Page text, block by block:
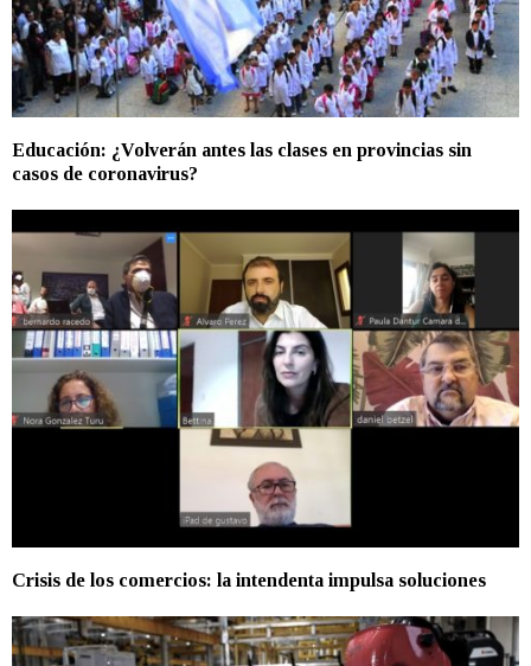
Educación: ¿Volverán antes las clases en provincias sin
casos de coronavirus?
Crisis de los comercios: la intendenta impulsa soluciones